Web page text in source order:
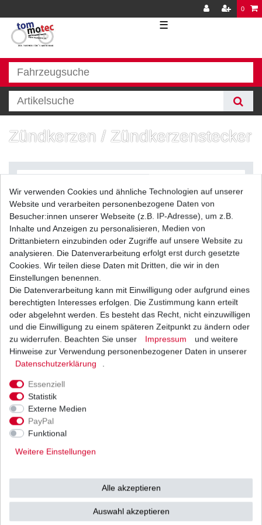
0
☰
Zündkerzen / Zündkerzenstecker
Filter
Zündkerze NGK IFR7L11 Iridium Honda TRX 450
Sportrax 2006 - 2009
UVP 52,29 € 36,57 € *
1 Stück | 36,57 € / Stück
inkl. ges. MwSt. zzgl.
Versand
Ab einem Warenwert von
500 Euro versenden wir
53783 Eitorf (
unbedingt Termin
Wir verwenden Cookies und ähnliche Technologien auf unserer
Website und verarbeiten personenbezogene Daten von
Besucher:innen unserer Webseite (z.B. IP-Adresse), um z.B.
Inhalte und Anzeigen zu personalisieren, Medien von
Drittanbietern einzubinden oder Zugriffe auf unsere Website zu
analysieren. Die Datenverarbeitung erfolgt erst durch gesetzte
Cookies. Wir teilen diese Daten mit Dritten, die wir in den
Einstellungen benennen.
Die Datenverarbeitung kann mit Einwilligung oder aufgrund eines
berechtigten Interesses erfolgen. Die Zustimmung kann erteilt
oder abgelehnt werden. Es besteht das Recht, nicht einzuwilligen
und die Einwilligung zu einem späteren Zeitpunkt zu ändern oder
zu widerrufen. Beachten Sie unser
Impressum
und weitere
Hinweise zur Verwendung personenbezogener Daten in unserer
Daten­schutz­erklärung
Essenziell
Statistik
Externe Medien
PayPal
Funktional
Weitere Einstellungen
Alle akzeptieren
Auswahl akzeptieren